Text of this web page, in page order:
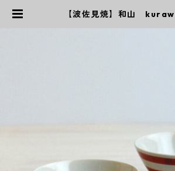
【波佐見焼】和山